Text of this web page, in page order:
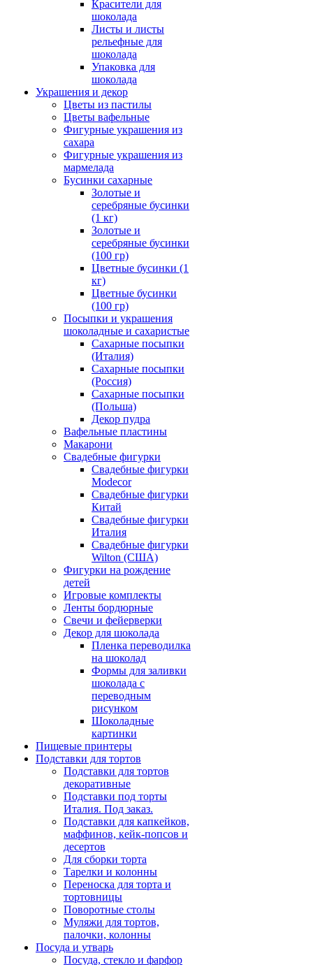
Красители для
шоколада
Листы и листы
рельефные для
шоколада
Упаковка для
шоколада
Украшения и декор
Цветы из пастилы
Цветы вафельные
Фигурные украшения из
сахара
Фигурные украшения из
мармелада
Бусинки сахарные
Золотые и
серебряные бусинки
(1 кг)
Золотые и
серебряные бусинки
(100 гр)
Цветные бусинки (1
кг)
Цветные бусинки
(100 гр)
Посыпки и украшения
шоколадные и сахаристые
Сахарные посыпки
(Италия)
Сахарные посыпки
(Россия)
Сахарные посыпки
(Польша)
Декор пудра
Вафельные пластины
Макарони
Свадебные фигурки
Свадебные фигурки
Modecor
Свадебные фигурки
Китай
Свадебные фигурки
Италия
Свадебные фигурки
Wilton (США)
Фигурки на рождение
детей
Игровые комплекты
Ленты бордюрные
Свечи и фейерверки
Декор для шоколада
Пленка переводилка
на шоколад
Формы для заливки
шоколада с
переводным
рисунком
Шоколадные
картинки
Пищевые принтеры
Подставки для тортов
Подставки для тортов
декоративные
Подставки под торты
Италия. Под заказ.
Подставки для капкейков,
маффинов, кейк-попсов и
десертов
Для сборки торта
Тарелки и колонны
Переноска для торта и
тортовницы
Поворотные столы
Муляжи для тортов,
палочки, колонны
Посуда и утварь
Посуда, стекло и фарфор